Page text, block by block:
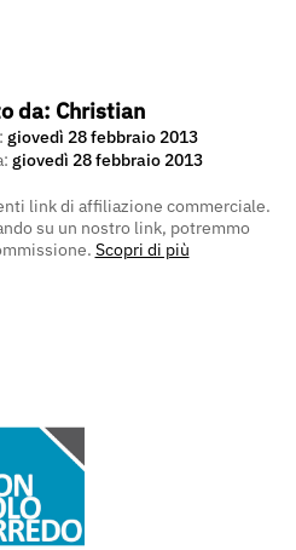
da: Christian
giovedì 28 febbraio 2013
giovedì 28 febbraio 2013
link di affiliazione commerciale.
su un nostro link, potremmo
Scopri di più